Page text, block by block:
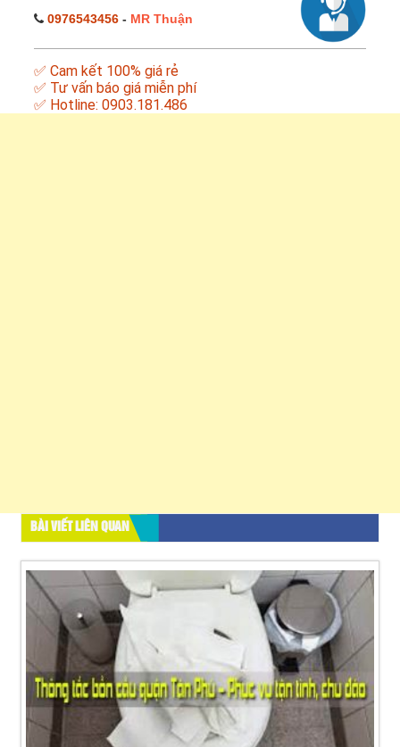
0976543456 - MR Thuận
✅ Cam kết 100% giá rẻ
✅ Tư vấn báo giá miễn phí
✅ Hotline: 0903.181.486
BÀI VIẾT LIÊN QUAN